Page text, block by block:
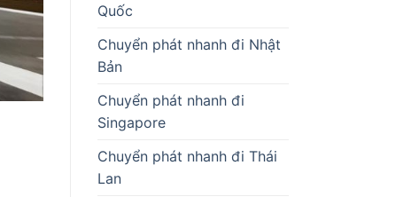
Quốc
Chuyển phát nhanh đi Nhật
Bản
Chuyển phát nhanh đi
Singapore
Chuyển phát nhanh đi Thái
Lan